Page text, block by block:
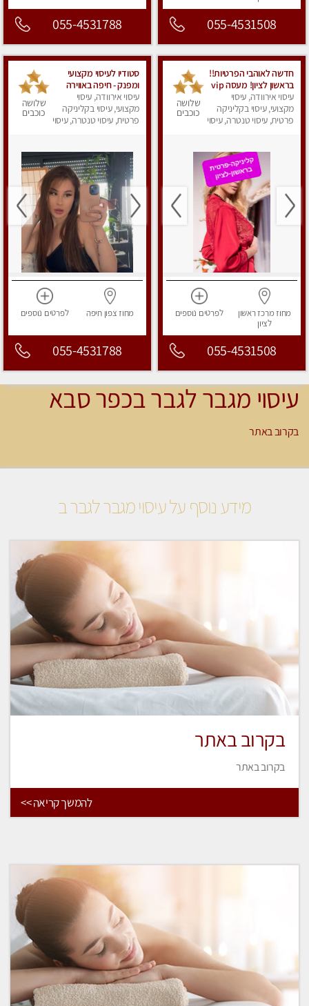
055-4531508
055-4531788
חדשה לאוהבי הפרטיות!!
בראשון לציון! מעסה vip
מפנקת בקליניקה פרטית
לחלוטין!!! לבד! לרציניים
בלבד! מומלץ!
עיסוי אירוודה, עיסוי
מקצועי, עיסוי בקליניקה
פרטית, עיסוי טנטרה, עיסוי
שלושה
כוכבים
מחוז מרכזראשון
לציון
לפרטים נוספים
055-4531508
סטודיו לעיסוי מקצועי
ומפנק - חיפה באווירה
נעימה ושקטה
עיסוי אירוודה, עיסוי
מקצועי, עיסוי בקליניקה
פרטית, עיסוי טנטרה, עיסוי
שלושה
כוכבים
מחוז צפוןחיפה לפרטים נוספים
055-4531788
עיסוי מגבר לגבר בכפר סבא
בקרוב באתר
מידע נוסף על עיסוי מגבר לגבר ב
בקרוב באתר
בקרוב באתר
להמשך קריאה >>